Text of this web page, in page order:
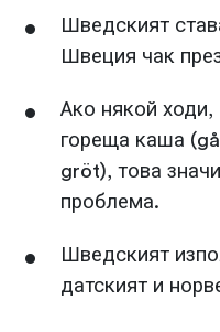
Шведският
Швеция чак
Ако някой ходи,
гореща каша
gröt), това
проблема.
Шведският
датският и